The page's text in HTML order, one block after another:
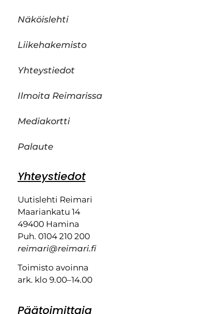
Näköislehti
Liikehakemisto
Yhteystiedot
Ilmoita Reimarissa
Mediakortti
Palaute
Yhteystiedot
Uutislehti Reimari
Maariankatu 14
49400 Hamina
Puh. 0104 210 200
reimari@reimari.fi
Toimisto avoinna
ark. klo 9.00–14.00
Päätoimittaja